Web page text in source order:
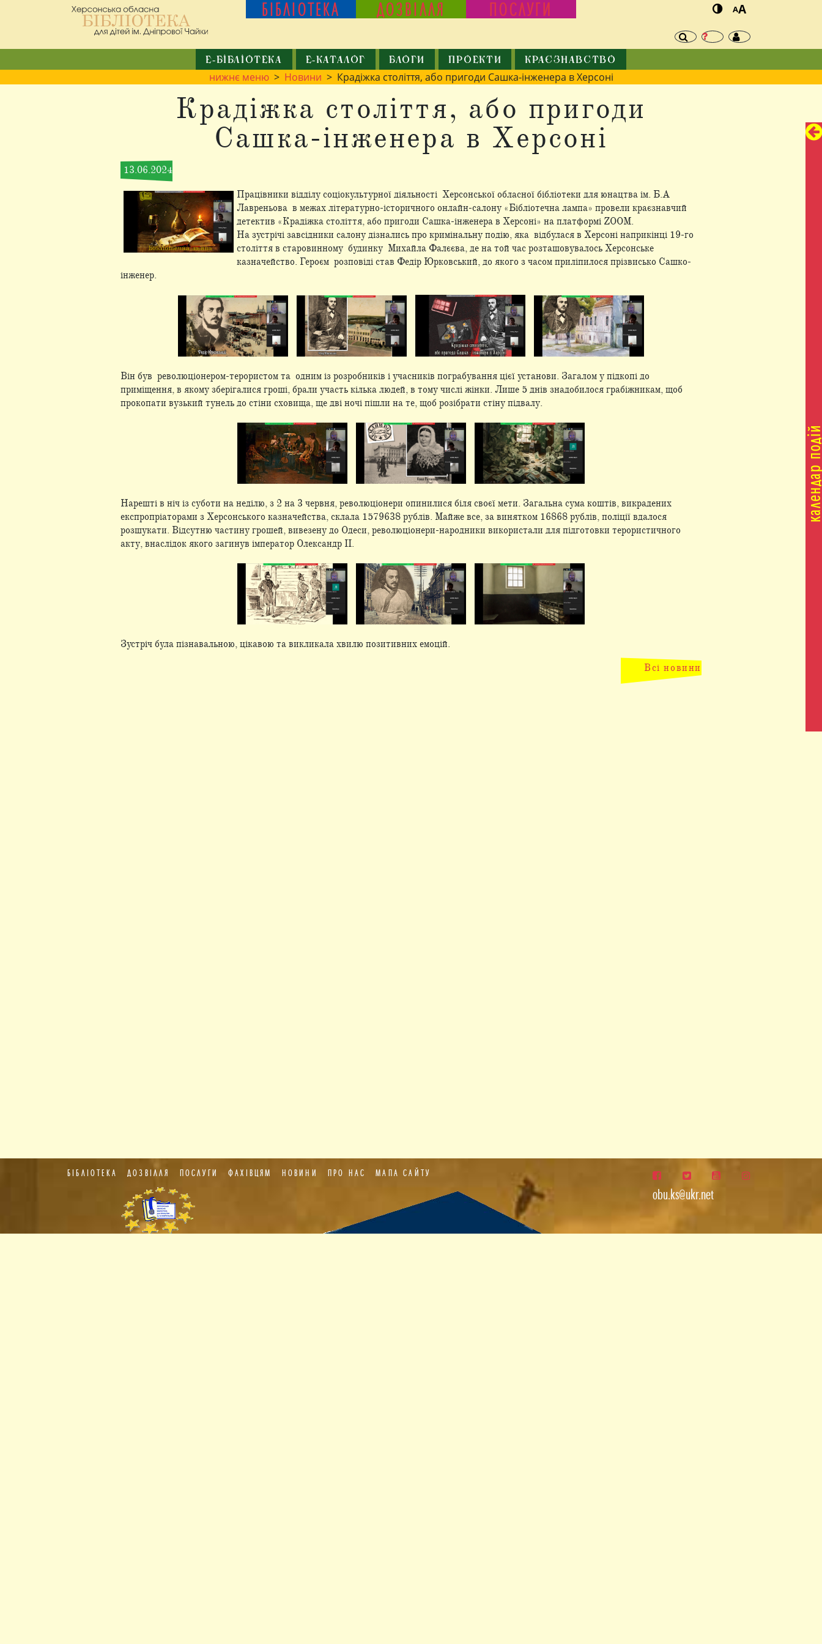
БІБЛІОТЕКА ДОЗВІЛЛЯ ПОСЛУГИ AA
Е-БІБЛІОТЕКА Е-КАТАЛОГ БЛОГИ ПРОЕКТИ КРАЄЗНАВСТВО
нижнє меню> Новини > Крадіжка століття, або пригоди Сашка-інженера в Херсоні
Крадіжка століття, або пригоди
Сашка-інженера в Херсоні
13.06.2024
Працівники відділу соціокультурної діяльності Херсонської обласної бібліотеки для юнацтва ім. Б.А
Лавреньова в межах літературно-історичного онлайн-салону «Бібліотечна лампа» провели краєзнавчий
детектив «Крадіжка століття, або пригоди Сашка-інженера в Херсоні» на платформі ZOOM.
На зустрічі завсідники салону дізнались про кримінальну подію, яка відбулася в Херсоні наприкінці 19-го
століття в старовинному будинку Михайла Фалєєва, де на той час розташовувалось Херсонське
казначейство. Героєм розповіді став Федір Юрковський, до якого з часом приліпилося прізвисько Сашко-
інженер.
Він був революціонером-терористом та одним із розробників і учасників пограбування цієї установи. Загалом у підкопі до
приміщення, в якому зберігалися гроші, брали участь кілька людей, в тому числі жінки. Лише 5 днів знадобилося грабіжникам, щоб
прокопати вузький тунель до стіни сховища, ще дві ночі пішли на те, щоб розібрати стіну підвалу.
Нарешті в ніч із суботи на неділю, з 2 на 3 червня, революціонери опинилися біля своєї мети. Загальна сума коштів, викрадених
експропріаторами з Херсонського казначейства, склала 1579638 рублів. Майже все, за винятком 16868 рублів, поліції вдалося
розшукати. Відсутню частину грошей, вивезену до Одеси, революціонери-народники використали для підготовки терористичного
акту, внаслідок якого загинув імператор Олександр II.
Зустріч була пізнавальною, цікавою та викликала хвилю позитивних емоцій.
Всі новини
БІБЛІОТЕКА ДОЗВІЛЛЯ ПОСЛУГИ ФАХІВЦЯМ НОВИНИ ПРО НАС МАПА САЙТУ
obu.ks@ukr.net